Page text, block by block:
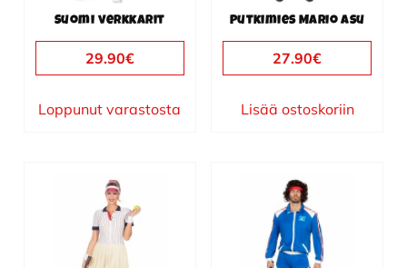
Suomi verkkarit
29.90€
Loppunut varastosta
valinnat
Putkimies Mario asu
27.90€
Lisää ostoskoriin
tuotteella
useampi
tuotteella
useampi